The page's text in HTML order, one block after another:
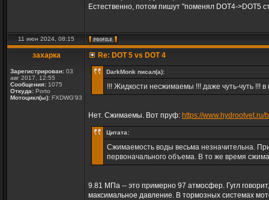
Естественно, потом пишут "поменял DOT4->DOT5
11 июн 2024, 08:15
захарка
Зарегистрирован: 03
авг 2017, 12:55
Сообщения: 1075
Откуда: Porto
Мотоцикл(ы): FXDWG'93
Re: DOT 5 vs DOT 4
DarkMonk писал(а):
!!! Жидкости несжимаемы !!! даже чуть-чуть !!!
Нет. Сжимаемы. Вот пруф: https://www.hydrootvet.ru/
Цитата:
Сжимаемость воды весьма незначительна.
первоначального объема. В то же время
9.81 МПа -- это примерно 97 атмосфер. Гугл
максимальное давление. В тормозных системах